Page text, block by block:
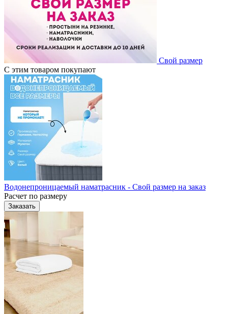
Свой размер
С этим товаром покупают
Водонепроницаемый наматрасник - Свой размер на заказ
Расчет по размеру
Заказать